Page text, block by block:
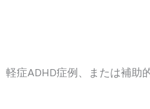
症ADHD症例、または補